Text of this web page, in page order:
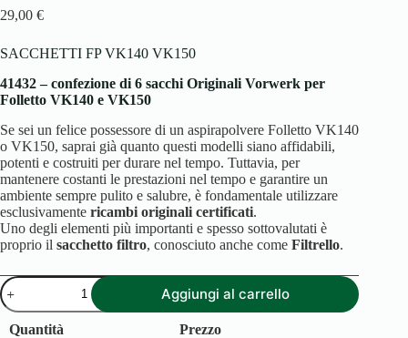
29,00 €
SACCHETTI FP VK140 VK150
41432 – confezione di 6 sacchi Originali Vorwerk per
Folletto VK140 e VK150
Se sei un felice possessore di un aspirapolvere Folletto VK140
o VK150, saprai già quanto questi modelli siano affidabili,
potenti e costruiti per durare nel tempo. Tuttavia, per
mantenere costanti le prestazioni nel tempo e garantire un
ambiente sempre pulito e salubre, è fondamentale utilizzare
esclusivamente ricambi originali certificati.
Uno degli elementi più importanti e spesso sottovalutati è
proprio il sacchetto filtro, conosciuto anche come Filtrello.
SACCHETTI
FP
VK140
VK150
Aggiungi al carrello
Quantità Prezzo